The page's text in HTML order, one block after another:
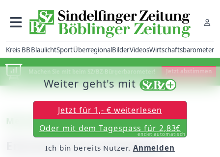
Kreis BBBlaulichtSportÜberregionalBilderVideosWirtschaftsbarometer
Machen Sie mit beim SZ/BZ-Bürgerbarometer! Jetzt abstimmen
Mercedes-Vito
Emissionsfreie Mobilität
Weiter geht's mit
Jetzt für 1,- € weiterlesen
Oder mit dem Tagespass für 2,83€
endet automatisch
Ich bin bereits Nutzer. Anmelden